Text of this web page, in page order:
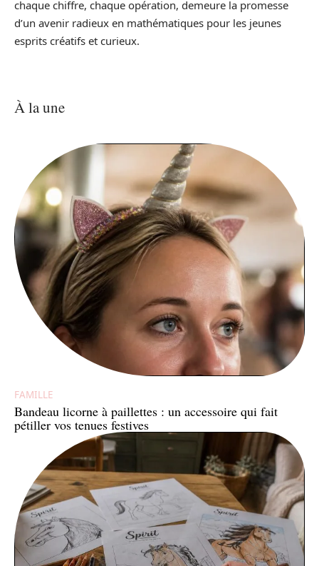
chaque chiffre, chaque opération, demeure la promesse
d’un avenir radieux en mathématiques pour les jeunes
esprits créatifs et curieux.
À la une
FAMILLE
Bandeau licorne à paillettes : un accessoire qui fait
pétiller vos tenues festives